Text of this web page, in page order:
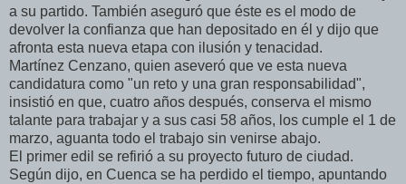
a su partido. También aseguró que éste es el modo de
devolver la confianza que han depositado en él y dijo que
afronta esta nueva etapa con ilusión y tenacidad.
Martínez Cenzano, quien aseveró que ve esta nueva
candidatura como "un reto y una gran responsabilidad",
insistió en que, cuatro años después, conserva el mismo
talante para trabajar y a sus casi 58 años, los cumple el 1 de
marzo, aguanta todo el trabajo sin venirse abajo.
El primer edil se refirió a su proyecto futuro de ciudad.
Según dijo, en Cuenca se ha perdido el tiempo, apuntando